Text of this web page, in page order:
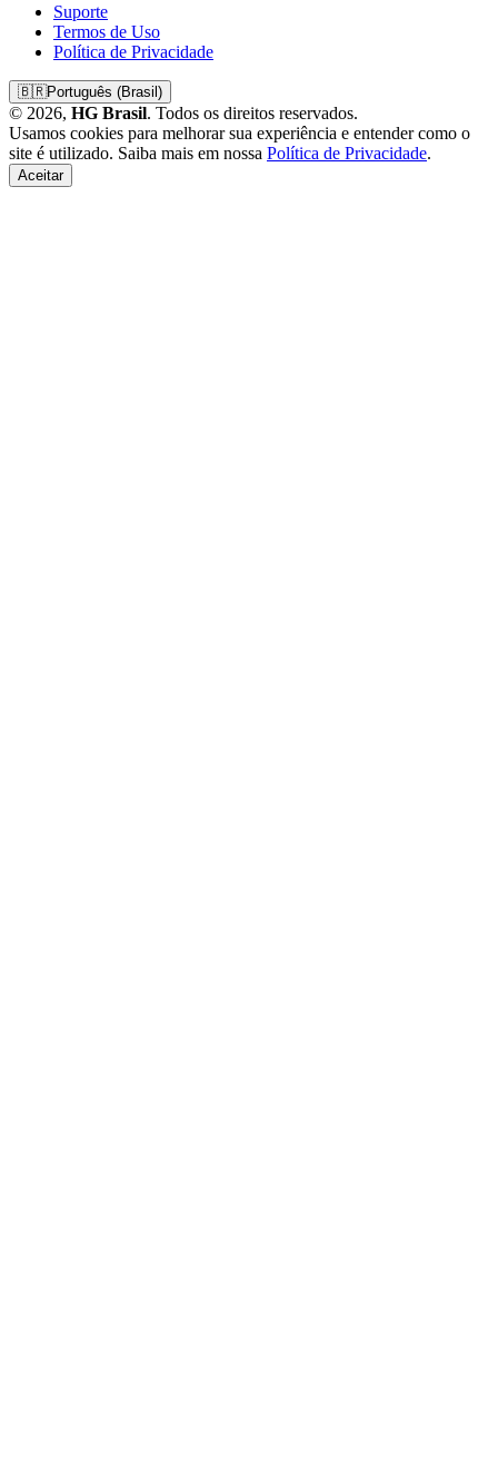
Suporte
Termos de Uso
Política de Privacidade
🇧🇷Português (Brasil)
© 2026, HG Brasil. Todos os direitos reservados.
Usamos cookies para melhorar sua experiência e entender como o
site é utilizado. Saiba mais em nossa Política de Privacidade.
Aceitar